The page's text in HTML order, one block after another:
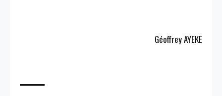
Géoffrey AYEKE